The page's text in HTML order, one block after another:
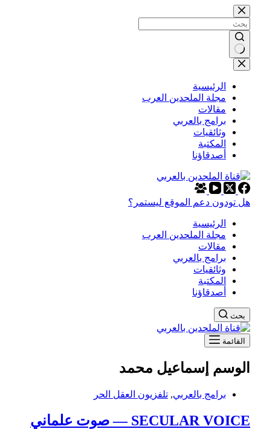
التجاوز
إلى
المحتوى
لا
نتائج
الرئيسية
مجلة الملحدين العرب
مقالات
برامج بالعربي
وثائقيات
المكتبة
أصدقاؤنا
هل تودون دعم الموقع ليستمر؟
الرئيسية
مجلة الملحدين العرب
مقالات
برامج بالعربي
وثائقيات
المكتبة
أصدقاؤنا
بحث
القائمة
الوسم إسماعيل محمد
برامج بالعربي, تلفزيون العقل الحر
SECULAR VOICE — صوت علماني